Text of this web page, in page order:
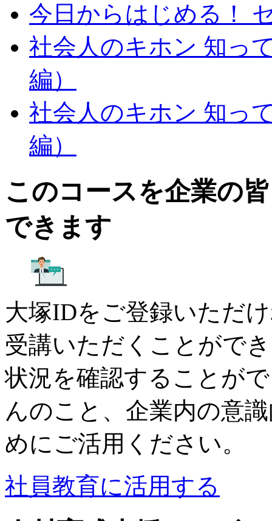
今日からはじめる！
社会人のキホン 知っ
編）
社会人のキホン 知っ
編）
このコースを企業の
できます
大塚IDをご登録いただ
受講いただくことがで
状況を確認することが
んのこと、企業内の意
めにご活用ください。
社員教育に活用する